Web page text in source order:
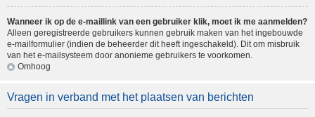
Wanneer ik op de e-maillink van een gebruiker klik, moet ik me aanmelden?
Alleen geregistreerde gebruikers kunnen gebruik maken van het ingebouwde
e-mailformulier (indien de beheerder dit heeft ingeschakeld). Dit om misbruik
van het e-mailsysteem door anonieme gebruikers te voorkomen.
Omhoog
Vragen in verband met het plaatsen van berichten